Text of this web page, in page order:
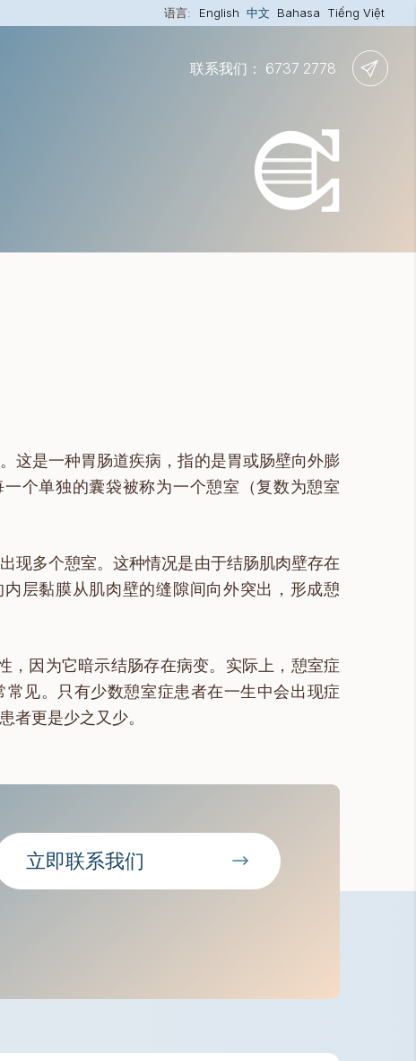
语言: English 中文 Bahasa Tiếng Việt
联系我们： 6737 2778
这是一种胃肠道疾病，指的是胃或肠壁向外膨
个单独的囊袋被称为一个憩室（复数为憩室
现多个憩室。这种情况是由于结肠肌肉壁存在
层黏膜从肌肉壁的缝隙间向外突出，形成憩
，因为它暗示结肠存在病变。实际上，憩室症
见。只有少数憩室症患者在一生中会出现症
者更是少之又少。
立即联系我们